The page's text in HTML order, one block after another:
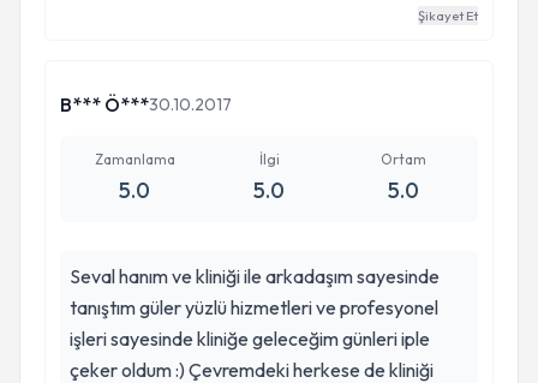
zamanda o kadar düzeldi ki. Artık rahatlıkla
teşekkürlerimi sunup mükemmel ve içten bir
Her şey için sonsuz teşekkürler.
Şikayet Et
B*** Ö***30.10.2017
Zamanlama
5.0
İlgi
5.0
Ortam
5.0
Seval hanım ve kliniği ile arkadaşım sayesinde
tanıştım güler yüzlü hizmetleri ve profesyonel
işleri sayesinde kliniğe geleceğim günleri iple
çeker oldum :) Çevremdeki herkese de kliniği